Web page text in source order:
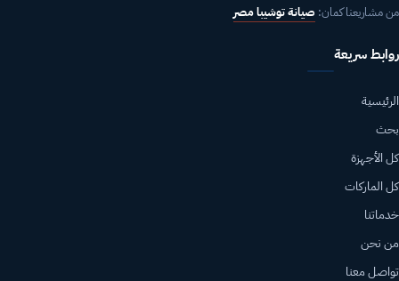
من مشاريعنا كمان: صيانة توشيبا مصر
روابط سريعة
الرئيسية
بحث
كل الأجهزة
كل الماركات
خدماتنا
من نحن
تواصل معنا